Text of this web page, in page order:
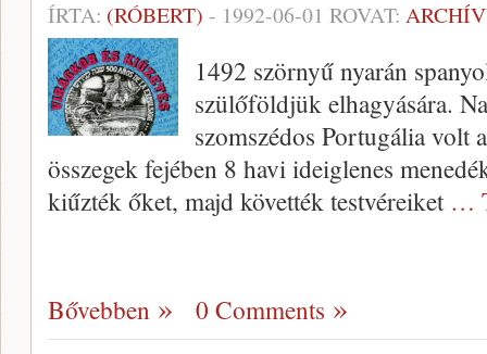
ÍRTA: (RÓBERT) - 1992-06-01 ROVAT:
1492 szörnyű nyarán
szü­lőföldjük elhagyására.
szomszédos Portugá­lia volt
összegek fejében 8 havi ideiglenes
kiűzték őket, majd követték testvéreiket …
Bővebben 0 Comments